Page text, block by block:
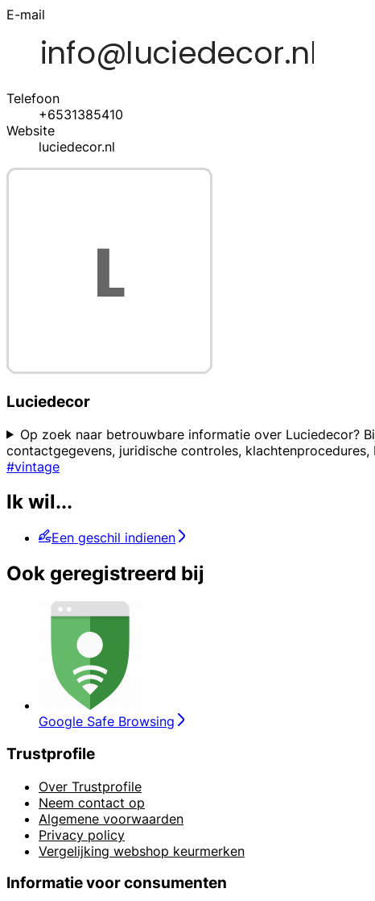
E-mail
Telefoon
+6531385410
Website
luciedecor.nl
Luciedecor
Op zoek naar betrouwbare informatie over Luciedecor?
contactgegevens, juridische controles,
#vintage
Ik wil...
Een geschil indienen
Ook geregistreerd bij
Google Safe Browsing
Trustprofile
Over Trustprofile
Neem contact op
Algemene voorwaarden
Privacy policy
Vergelijking webshop keurmerken
Informatie voor consumenten